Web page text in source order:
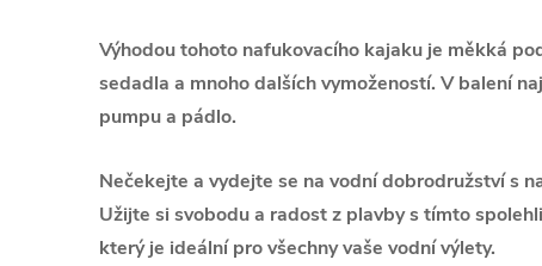
Výhodou tohoto nafukovacího kajaku je měkká
sedadla a mnoho dalších vymožeností. V balení
pumpu a pádlo.
Nečekejte a vydejte se na vodní dobrodružství s
Užijte si svobodu a radost z plavby s tímto
který je ideální pro všechny vaše vodní výlety.